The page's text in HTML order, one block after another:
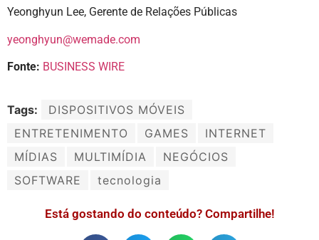
Yeonghyun Lee, Gerente de Relações Públicas
yeonghyun@wemade.com
Fonte: BUSINESS WIRE
Tags:
DISPOSITIVOS MÓVEIS
ENTRETENIMENTO
GAMES
INTERNET
MÍDIAS
MULTIMÍDIA
NEGÓCIOS
SOFTWARE
tecnologia
Está gostando do conteúdo? Compartilhe!